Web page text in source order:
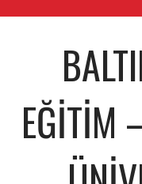
EĞITIM